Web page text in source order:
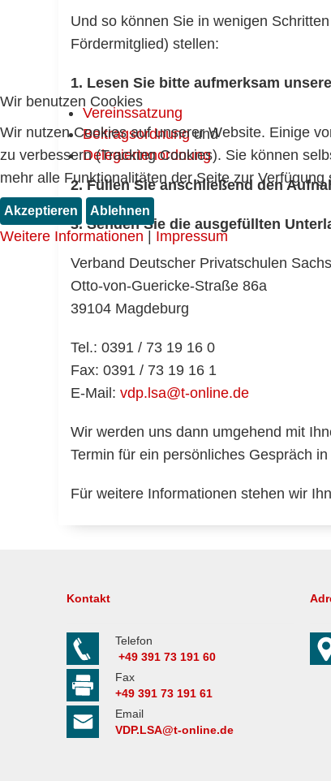
Und so können Sie in wenigen
Fördermitglied) stellen:
1. Lesen Sie bitte aufmerksam unsere
Vereinssatzung
Beitragsordnungund
Delegiertenordnung
2. Füllen Sie anschließend den
3. Senden Sie die ausgefüllten
Verband Deutscher Privatschulen
Otto-von-Guericke-Straße 86a
39104 Magdeburg
Tel.: 0391 / 73 19 16 0
Fax: 0391 / 73 19 16 1
E-Mail: vdp.lsa@t-online.de
Wir werden uns dann umgehend mit
Termin für ein persönliches Gespräch
Für weitere Informationen stehen wir
Kontakt
Telefon
+49 391 73 191 60
Fax
+49 391 73 191 61
Email
VDP.LSA@t-online.de
Wir benutzen Cookies
Wir nutzen Cookies auf unserer Website. Einige
zu verbessern (Tracking Cookies). Sie können
mehr alle Funktionalitäten der Seite zur Verfügung
Akzeptieren Ablehnen
Weitere Informationen | Impressum